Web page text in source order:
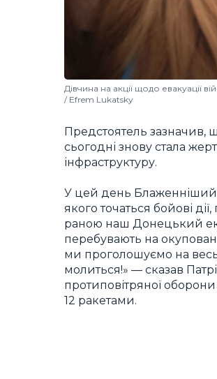
Дівчина на акції щодо евакуації
/ Efrem Lukatsky
Предстоятель зазначив,
сьогодні знову стала
інфраструктуру.
У цей день Блаженніший
якого точаться бойові
раною наш Донецький
перебувають на
ми проголошуємо на весь
молиться!» — сказав
протиповітряної оборони
12 ракетами.